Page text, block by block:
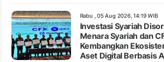
Rabu , 05 Aug 2026, 14:19 WIB
Investasi Syariah
Menara Syariah dan
Kembangkan
Aset Digital Berbasis